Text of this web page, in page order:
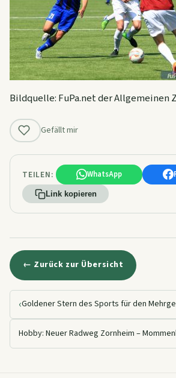
Bildquelle: FuPa.net der Allgemeinen
Gefällt mir
TEILEN: WhatsApp
Link kopieren
← Zurück zur Übersicht
‹
Hobby: Neuer Radweg Zornheim –